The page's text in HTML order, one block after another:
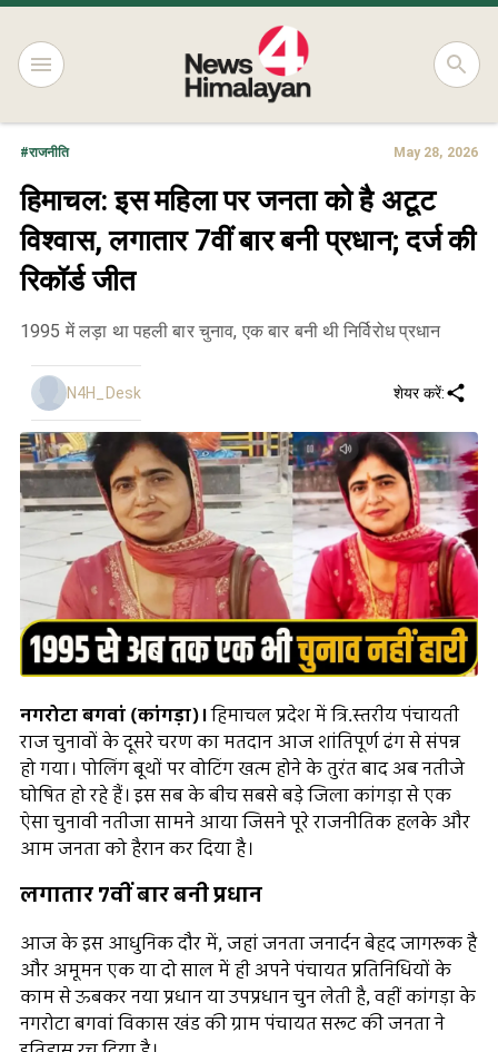
#राजनीति May 28, 2026
हिमाचल: इस महिला पर जनता को है अटूट
विश्वास, लगातार 7वीं बार बनी प्रधान; दर्ज की
रिकॉर्ड जीत
1995 में लड़ा था पहली बार चुनाव, एक बार बनी थी निर्विरोध प्रधान
N4H_Desk शेयर करें:
नगरोटा बगवां (कांगड़ा)।हिमाचल प्रदेश में त्रि.स्तरीय पंचायती
राज चुनावों के दूसरे चरण का मतदान आज शांतिपूर्ण ढंग से संपन्न
हो गया। पोलिंग बूथों पर वोटिंग खत्म होने के तुरंत बाद अब नतीजे
घोषित हो रहे हैं। इस सब के बीच सबसे बड़े जिला कांगड़ा से एक
ऐसा चुनावी नतीजा सामने आया जिसने पूरे राजनीतिक हलके और
आम जनता को हैरान कर दिया है।
लगातार 7वीं बार बनी प्रधान
आज के इस आधुनिक दौर में, जहां जनता जनार्दन बेहद जागरूक है
और अमूमन एक या दो साल में ही अपने पंचायत प्रतिनिधियों के
काम से ऊबकर नया प्रधान या उपप्रधान चुन लेती है, वहीं कांगड़ा के
नगरोटा बगवां विकास खंड की ग्राम पंचायत सरूट की जनता ने